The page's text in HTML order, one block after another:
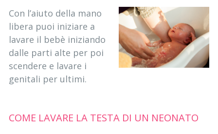
Con l’aiuto della mano
libera puoi iniziare a
lavare il bebè iniziando
dalle parti alte per poi
scendere e lavare i
genitali per ultimi.
COME LAVARE LA TESTA DI UN NEONATO